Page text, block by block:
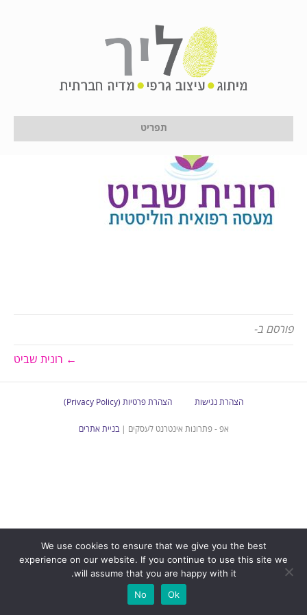
תפריט
16 בינואר 2017
פורסם ב-
← רונית שביט
הצהרת נגישות הצהרת פרטיות (Privacy Policy)
אפ - פתרונות אינטרנט לעסקים |בניית אתרים
We use cookies to ensure that we give you the best
experience on our website. If you continue to use this site we
will assume that you are happy with it.
Ok
No